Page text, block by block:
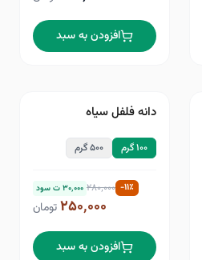
افزودن به سبد
دانه فلفل سیاه
۱۰۰ گرم ۵۰۰ گرم
-۱۱٪ ۲۸۰٬۰۰۰ ۳۰٬۰۰۰ ت سود
۲۵۰٬۰۰۰تومان
افزودن به سبد